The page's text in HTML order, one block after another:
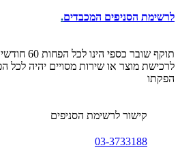
לרשימת הסניפים המכבדים.
תוקף שובר
הפקתו
קישור לרשימת הסניפים
03-3733188